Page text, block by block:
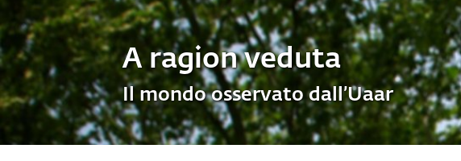
A ragion veduta
Il mondo osservato dall’Uaar